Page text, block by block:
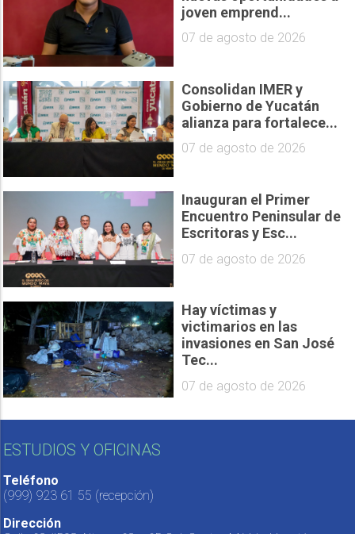
joven emprend...
07 de agosto de 2026
Consolidan IMER y
Gobierno de Yucatán
alianza para fortalece...
07 de agosto de 2026
Inauguran el Primer
Encuentro Peninsular de
Escritoras y Esc...
07 de agosto de 2026
Hay víctimas y
victimarios en las
invasiones en San José
Tec...
07 de agosto de 2026
ESTUDIOS Y OFICINAS
Teléfono
(999) 923 61 55 (recepción)
Dirección